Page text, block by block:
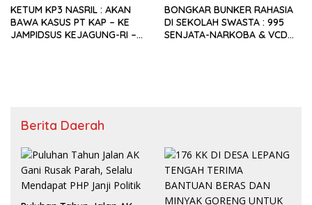
KETUM KP3 NASRIL : AKAN
BAWA KASUS PT KAP – KE
JAMPIDSUS KEJAGUNG-RI –
BONGKAR BUNKER RAHASIA
DI SEKOLAH SWASTA : 995
SENJATA-NARKOBA & VCD
Berita Daerah